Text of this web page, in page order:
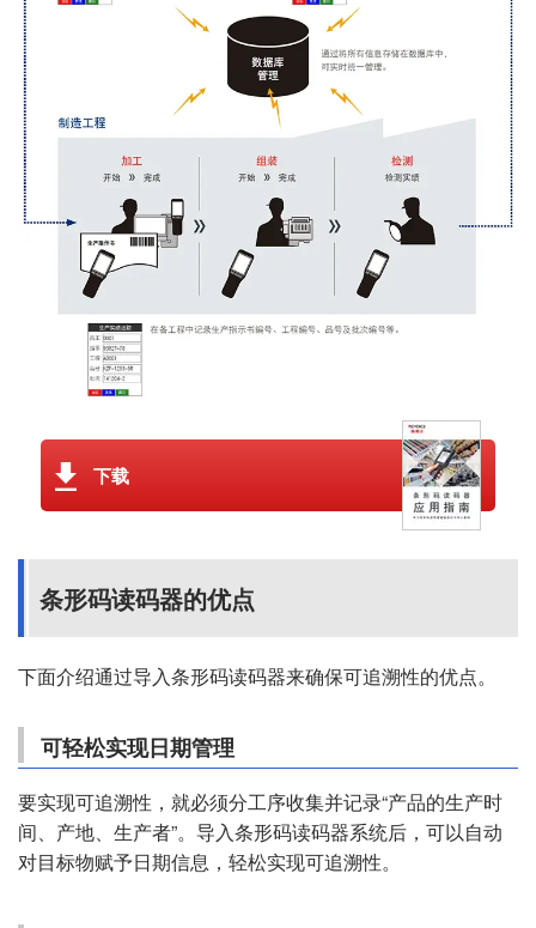
下载
条形码读码器的优点
下面介绍通过导入条形码读码器来确保可追溯性的优点。
可轻松实现日期管理
要实现可追溯性，就必须分工序收集并记录“产品的生产时
间、产地、生产者”。导入条形码读码器系统后，可以自动
对目标物赋予日期信息，轻松实现可追溯性。